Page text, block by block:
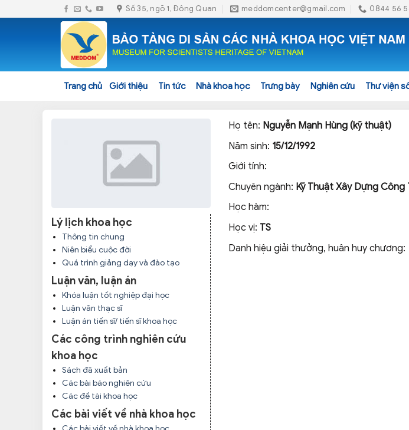
to
Số 35, ngõ 1, Đông Quan meddomcenter@gmail.com 0844 56
Trang chủ Giới thiệu Tin tức Nhà khoa học Trưng bày Nghiên cứu Thư viện
Lý lịch khoa học
Thông tin chung
Niên biểu cuộc đời
Quá trình giảng dạy và đào tạo
Luận văn, luận án
Khóa luận tốt nghiệp đại học
Luận văn thạc sĩ
Luận án tiến sĩ/ tiến sĩ khoa học
Các công trình nghiên cứu
khoa học
Sách đã xuất bản
Các bài báo nghiên cứu
Các đề tài khoa học
Các bài viết về nhà khoa học
Họ tên: Nguyễn Mạnh Hùng (kỹ thuật)
Năm sinh: 15/12/1992
Giới tính:
Chuyên ngành: Kỹ Thuật Xây Dựng
Học hàm:
Học vị: TS
Danh hiệu giải thưởng, huân huy chương: